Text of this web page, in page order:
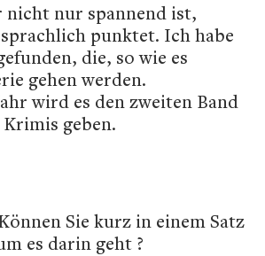
nicht nur spannend ist,
punktet. Ich habe
die, so wie es
gehen werden.
wird es den zweiten Band
geben.
Sie kurz in einem Satz
es darin geht ?